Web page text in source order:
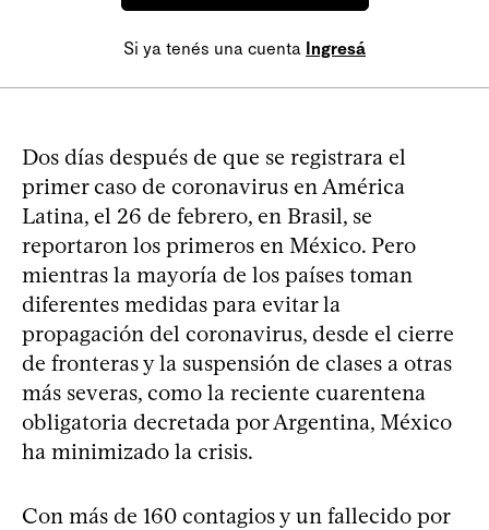
Si ya tenés una cuenta Ingresá
Dos días después de que se registrara el
primer caso de coronavirus en América
Latina, el 26 de febrero, en Brasil, se
reportaron los primeros en México. Pero
mientras la mayoría de los países toman
diferentes medidas para evitar la
propagación del coronavirus, desde el cierre
de fronteras y la suspensión de clases a otras
más severas, como la reciente cuarentena
obligatoria decretada por Argentina, México
ha minimizado la crisis.
Con más de 160 contagios y un fallecido por